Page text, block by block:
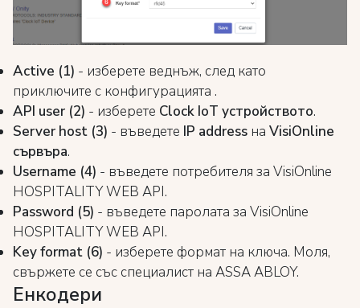
Active (1) - изберете веднъж, след като
приключите с конфигурацията .
API user (2) - изберете Clock IoT устройството.
Server host (3) - въведете IP address на VisiOnline
сървъра.
Username (4) - въведете потребителя за VisiOnline
HOSPITALITY WEB API.
Password (5) - въведете паролата за VisiOnline
HOSPITALITY WEB API.
Key format (6) - изберете формат на ключа. Моля,
свържете се със специалист на ASSA ABLOY.
Енкодери